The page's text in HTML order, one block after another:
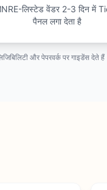
लिस्टेड वेंडर 2-3 दिन में
पैनल लगा देता है
और पेपरवर्क पर गाइडेंस देते